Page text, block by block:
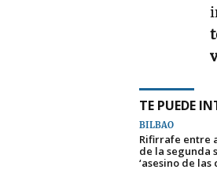
TE PUEDE
BILBAO
Rifirrafe entre
de la segunda
‘asesino de las